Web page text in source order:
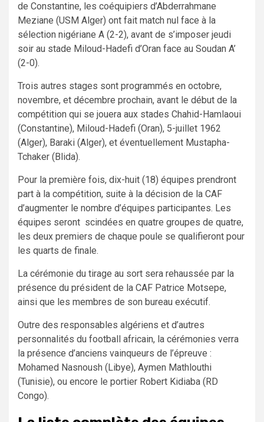
de Constantine, les coéquipiers d’Abderrahmane
Meziane (USM Alger) ont fait match nul face à la
sélection nigériane A (2-2), avant de s’imposer jeudi
soir au stade Miloud-Hadefi d’Oran face au Soudan A’
(2-0).
Trois autres stages sont programmés en octobre,
novembre, et décembre prochain, avant le début de la
compétition qui se jouera aux stades Chahid-Hamlaoui
(Constantine), Miloud-Hadefi (Oran), 5-juillet 1962
(Alger), Baraki (Alger), et éventuellement Mustapha-
Tchaker (Blida).
Pour la première fois, dix-huit (18) équipes prendront
part à la compétition, suite à la décision de la CAF
d’augmenter le nombre d’équipes participantes. Les
équipes seront scindées en quatre groupes de quatre,
les deux premiers de chaque poule se qualifieront pour
les quarts de finale.
La cérémonie du tirage au sort sera rehaussée par la
présence du président de la CAF Patrice Motsepe,
ainsi que les membres de son bureau exécutif.
Outre des responsables algériens et d’autres
personnalités du football africain, la cérémonies verra
la présence d’anciens vainqueurs de l’épreuve :
Mohamed Nasnoush (Libye), Aymen Mathlouthi
(Tunisie), ou encore le portier Robert Kidiaba (RD
Congo).